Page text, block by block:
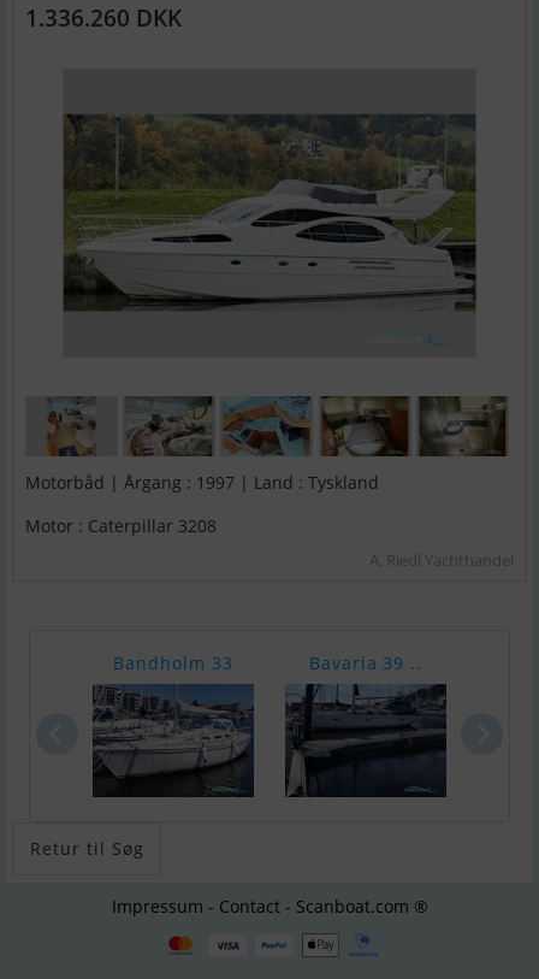
1.336.260 DKK
Motorbåd | Årgang : 1997 | Land : Tyskland
Motor : Caterpillar 3208
A. Riedl Yachthandel
Bandholm 33 Bavaria 39 ..
Retur til Søg
Impressum - Contact - Scanboat.com ®